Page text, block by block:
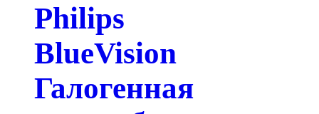
Philips
BlueVision
Галогенная